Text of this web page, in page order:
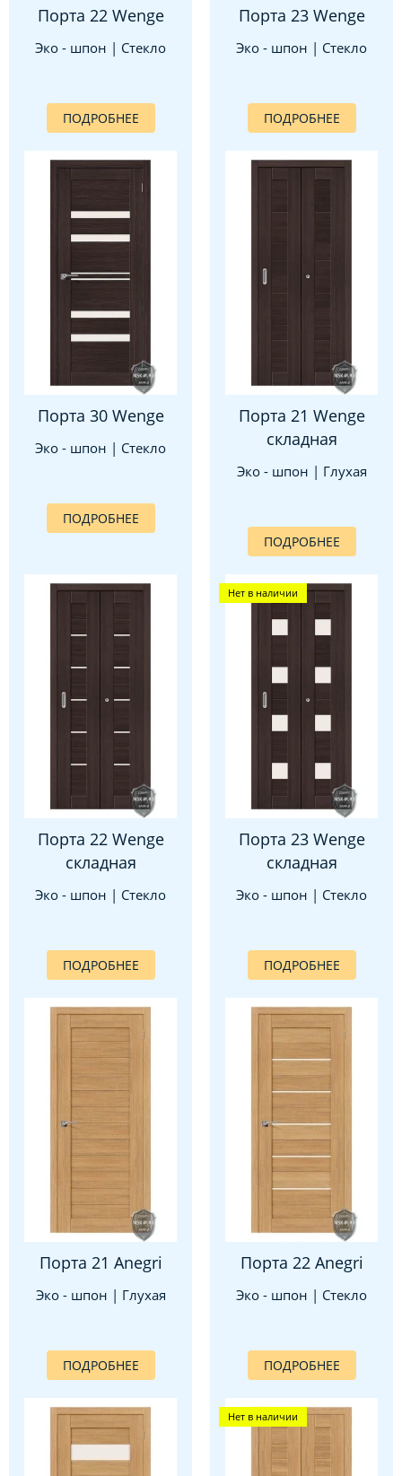
Порта 22 Wenge
Эко - шпон | Стекло
ПОДРОБНЕЕ
Порта 23 Wenge
Эко - шпон | Стекло
ПОДРОБНЕЕ
Порта 30 Wenge
Эко - шпон | Стекло
ПОДРОБНЕЕ
Порта 21 Wenge
складная
Эко - шпон | Глухая
ПОДРОБНЕЕ
Порта 22 Wenge
складная
Эко - шпон | Стекло
ПОДРОБНЕЕ
Нет в наличии
Порта 23 Wenge
складная
Эко - шпон | Стекло
ПОДРОБНЕЕ
Порта 21 Anegri
Эко - шпон | Глухая
ПОДРОБНЕЕ
Порта 22 Anegri
Эко - шпон | Стекло
ПОДРОБНЕЕ
Нет в наличии